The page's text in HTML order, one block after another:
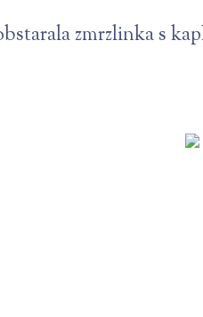
zmrzlinka s